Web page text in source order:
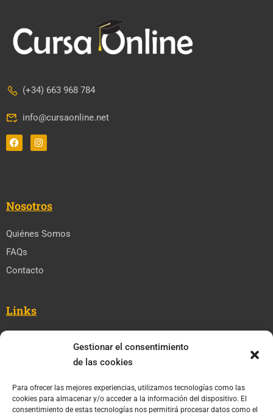
Gestionar el consentimiento
de las cookies
Para ofrecer las mejores experiencias, utilizamos tecnologías como las
cookies para almacenar y/o acceder a la información del dispositivo. El
consentimiento de estas tecnologías nos permitirá procesar datos como el
(+34) 663 968 784
info@cursaonline.net
Nosotros
Quiénes Somos
FAQs
Contacto
Links